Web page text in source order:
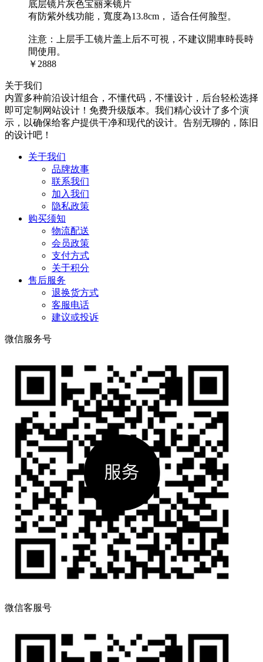
底层镜片灰色宝丽来镜片
有防紫外线功能，寬度為13.8cm， 适合任何脸型。
注意：上层手工镜片盖上后不可視，不建议開車時長時
間使用。
￥2888
关于我们
内置多种前沿设计组合，不懂代码，不懂设计，后台轻松选择
即可定制网站设计！免费升级版本。我们精心设计了多个演
示，以确保给客户提供干净和现代的设计。告别无聊的，陈旧
的设计吧！
关于我们
品牌故事
联系我们
加入我们
隐私政策
购买须知
物流配送
会员政策
支付方式
关于积分
售后服务
退换货方式
客服电话
建议或投诉
微信服务号
微信客服号